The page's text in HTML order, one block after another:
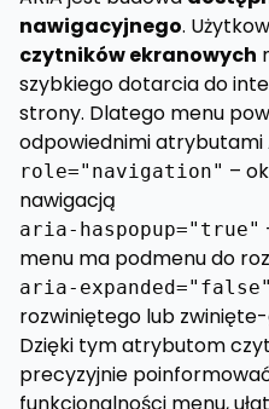
nawigacyjnego.
czytników ekranowych
szybkiego dotarcia do
strony. Dlatego menu
odpowiednimi atrybutami
role="navigation" –
nawigacją
aria-haspopup="true"
menu ma podmenu do
aria-expanded="false"
rozwiniętego lub
Dzięki tym atrybutom
precyzyjnie